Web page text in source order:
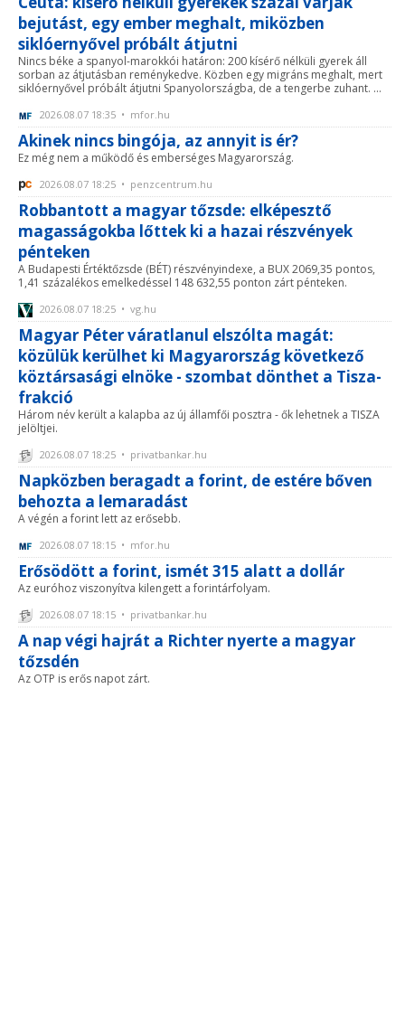
bejutást, egy ember meghalt, miközben
siklóernyővel próbált átjutni
Nincs béke a spanyol-marokkói határon: 200 kísérő nélküli gyerek áll
sorban az átjutásban reménykedve. Közben egy migráns meghalt, mert
siklóernyővel próbált átjutni Spanyolországba, de a tengerbe zuhant. ...
2026.08.07 18:35 • mfor.hu
Akinek nincs bingója, az annyit is ér?
Ez még nem a működő és emberséges Magyarország.
2026.08.07 18:25 • penzcentrum.hu
Robbantott a magyar tőzsde: elképesztő
magasságokba lőttek ki a hazai részvények
pénteken
A Budapesti Értéktőzsde (BÉT) részvényindexe, a BUX 2069,35 pontos,
1,41 százalékos emelkedéssel 148 632,55 ponton zárt pénteken.
2026.08.07 18:25 • vg.hu
Magyar Péter váratlanul elszólta magát:
közülük kerülhet ki Magyarország következő
köztársasági elnöke - szombat dönthet a Tisza-
frakció
Három név került a kalapba az új államfői posztra - ők lehetnek a TISZA
jelöltjei.
2026.08.07 18:25 • privatbankar.hu
Napközben beragadt a forint, de estére bőven
behozta a lemaradást
A végén a forint lett az erősebb.
2026.08.07 18:15 • mfor.hu
Erősödött a forint, ismét 315 alatt a dollár
Az euróhoz viszonyítva kilengett a forintárfolyam.
2026.08.07 18:15 • privatbankar.hu
A nap végi hajrát a Richter nyerte a magyar
tőzsdén
Az OTP is erős napot zárt.